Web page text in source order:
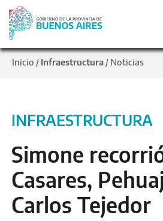
Inicio / Infraestructura / Noticias
INFRAESTRUCTURA
Simone
Casares,
Carlos Tejedor